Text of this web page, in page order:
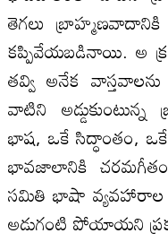
తెగలు
క‌ప్పివేయబడినాయి. అ
తవ్వి అనేక
వాటిని
భాష, ఒకే సిద్ధాంతం,
భావజాలానికి
సమితి భాషా వ్యవహారాల
అడుగంటి పోయాయని